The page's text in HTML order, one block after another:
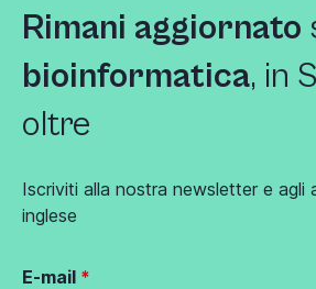
Rimani aggiornato
bioinformatica, in
oltre
Iscriviti alla nostra newsletter e agli
inglese
E-mail